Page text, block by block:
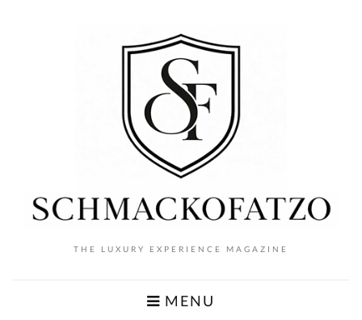
THE LUXURY EXPERIENCE MAGAZINE
MENU